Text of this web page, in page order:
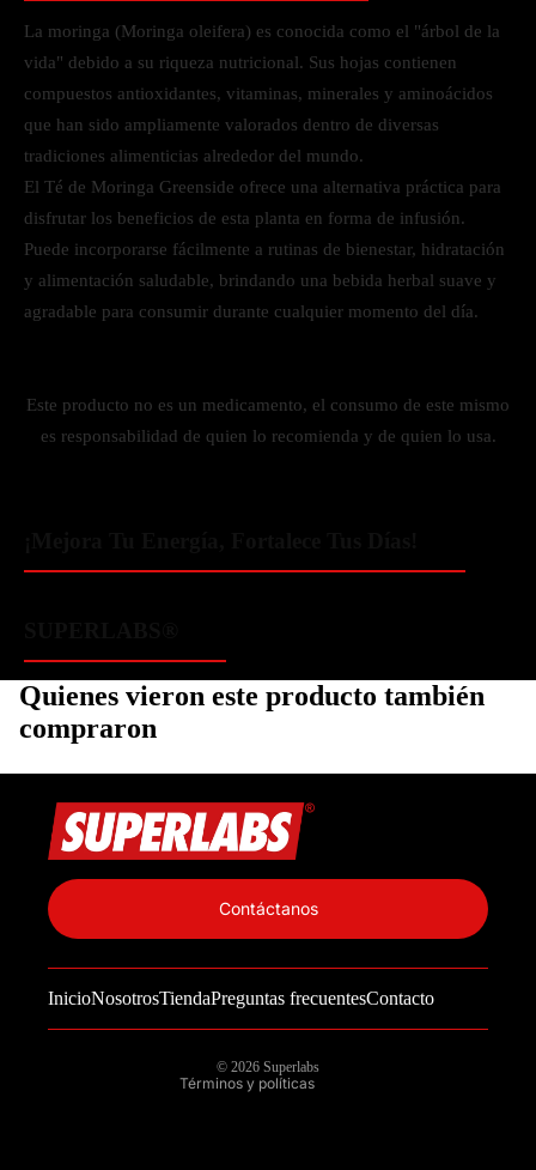
La moringa (Moringa oleifera) es conocida como el "árbol de la
vida" debido a su riqueza nutricional. Sus hojas contienen
compuestos antioxidantes, vitaminas, minerales y aminoácidos
que han sido ampliamente valorados dentro de diversas
tradiciones alimenticias alrededor del mundo.
El Té de Moringa Greenside ofrece una alternativa práctica para
disfrutar los beneficios de esta planta en forma de infusión.
Puede incorporarse fácilmente a rutinas de bienestar, hidratación
y alimentación saludable, brindando una bebida herbal suave y
agradable para consumir durante cualquier momento del día.
Este producto no es un medicamento, el consumo de este mismo
es responsabilidad de quien lo recomienda y de quien lo usa.
Quienes vieron este producto también
compraron
InicioNosotrosTiendaPreguntas frecuentesContacto
Contáctanos
© 2026 Superlabs
Términos y políticas
Información de contacto
Política de reembolso
Términos del servicio
Política de envío